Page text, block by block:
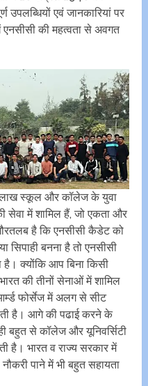
उपलब्धियों एवं जानकारियां पर
एनसीसी की महत्वता से अवगत
लाख स्कूल और कॉलेज के युवा
सेवा में शामिल हैं, जो एकता और
है कि एनसीसी कैडेट को
बनना है तो एनसीसी
क्योंकि आप बिना किसी
भारत की तीनों सेनाओं में शामिल
फोर्सेज में अलग से सीट
है। आगे की पढाई करने के
बहुत से कॉलेज और यूनिवर्सिटी
है। भारत व राज्य सरकार में
पाने में भी बहुत सहायता